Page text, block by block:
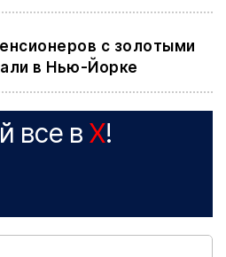
с золотыми
в Нью-Йорке
все в X!